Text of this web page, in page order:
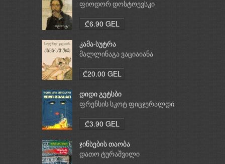
ფიოდორ დოსტოევსკი
₾6.90 GEL
კამა-სუტრა
მალლინაგა ვაციაიანა
₾20.00 GEL
დიდი გეტსბი
ფრენსის სკოტ ფიცჯერალდი
₾3.90 GEL
ჯინსების თაობა
დათო ტურაშვილი